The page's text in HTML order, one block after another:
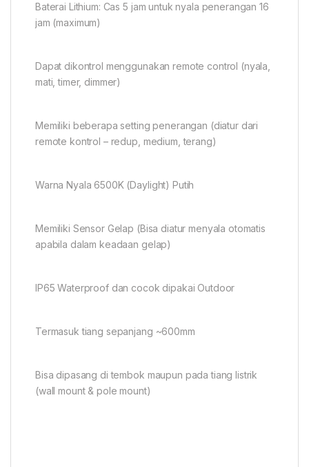
Baterai Lithium: Cas 5 jam untuk nyala penerangan 16
jam (maximum)
Dapat dikontrol menggunakan remote control (nyala,
mati, timer, dimmer)
Memiliki beberapa setting penerangan (diatur dari
remote kontrol – redup, medium, terang)
Warna Nyala 6500K (Daylight) Putih
Memiliki Sensor Gelap (Bisa diatur menyala otomatis
apabila dalam keadaan gelap)
IP65 Waterproof dan cocok dipakai Outdoor
Termasuk tiang sepanjang ~600mm
Bisa dipasang di tembok maupun pada tiang listrik
(wall mount & pole mount)